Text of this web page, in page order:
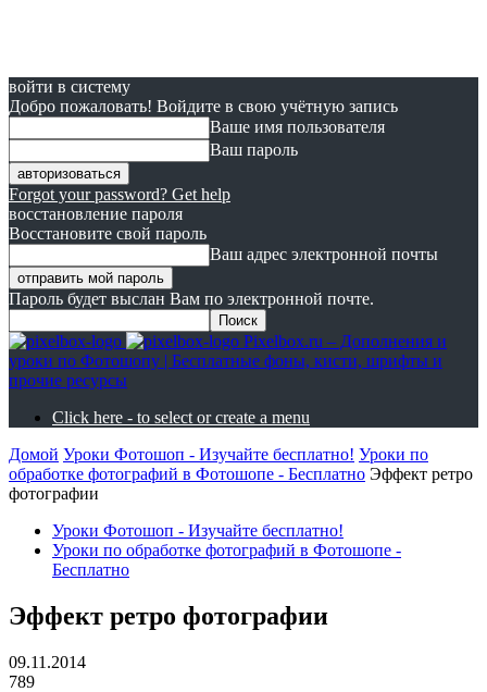
войти в систему
Добро пожаловать! Войдите в свою учётную запись
Ваше имя пользователя
Ваш пароль
Forgot your password? Get help
восстановление пароля
Восстановите свой пароль
Ваш адрес электронной почты
Пароль будет выслан Вам по электронной почте.
Pixelbox.ru – Дополнения и
уроки по Фотошопу | Бесплатные фоны, кисти, шрифты и
прочие ресурсы
Click here - to select or create a menu
Домой Уроки Фотошоп - Изучайте бесплатно! Уроки по
обработке фотографий в Фотошопе - Бесплатно Эффект ретро
фотографии
Уроки Фотошоп - Изучайте бесплатно!
Уроки по обработке фотографий в Фотошопе -
Бесплатно
Эффект ретро фотографии
09.11.2014
789